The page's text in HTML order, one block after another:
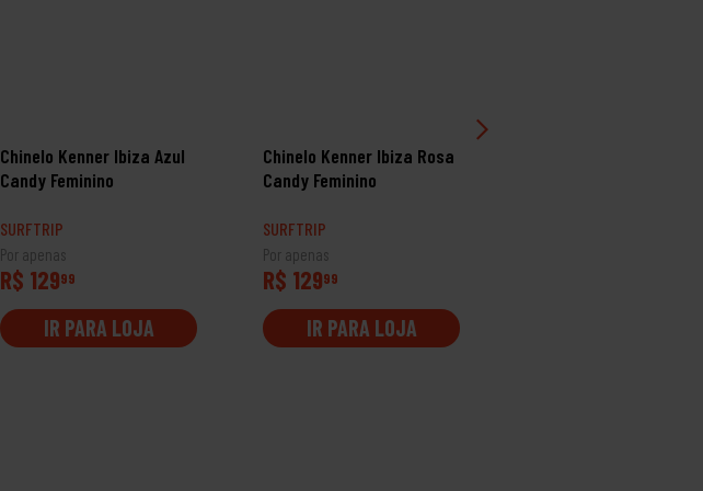
Chinelo Kenner Ibiza Azul
Candy Feminino
SURFTRIP
Por apenas
R$ 12999
IR PARA LOJA
Chinelo Kenner Ibiza Rosa
Candy Feminino
SURFTRIP
Por apenas
R$ 12999
IR PARA LOJA